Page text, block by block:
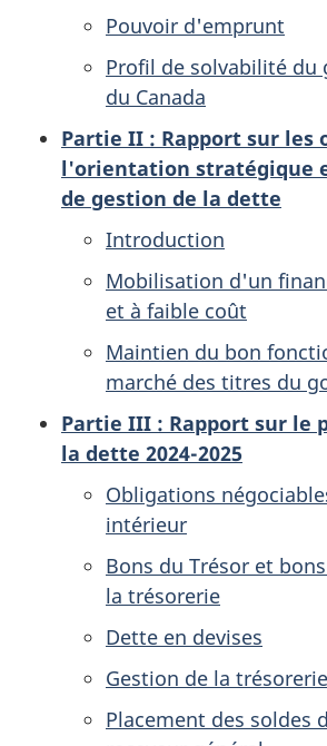
Pouvoir d'emprunt
Profil de solvabilité du
du Canada
Partie II : Rapport sur les
l'orientation stratégique
de gestion de la dette
Introduction
Mobilisation d'un
et à faible coût
Maintien du bon
marché des titres du
Partie III : Rapport sur le
la dette 2024-2025
Obligations
intérieur
Bons du Trésor et
la trésorerie
Dette en devises
Gestion de la trésorerie
Placement des soldes